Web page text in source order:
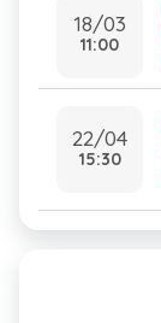
18/03
11:00
22/04
15:30